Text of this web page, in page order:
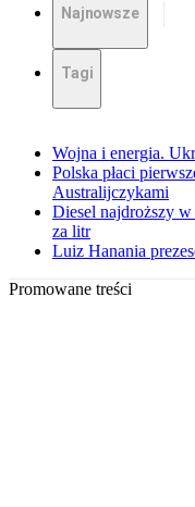
Najnowsze
Tagi
Wojna i energia.
Polska płaci
Australijczykami
Diesel najdroższy
za litr
Luiz Hanania
Promowane treści